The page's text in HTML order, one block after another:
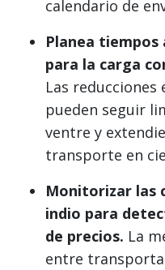
calendario de
Planea tiempos
para la carga
Las reducciones
pueden seguir
ventre y
transporte en
Monitorizar las
indio para
de precios. La
entre